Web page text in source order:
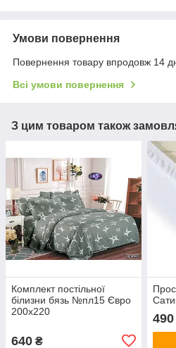
Умови повернення
Повернення товару впродовж 14
Всі умови повернення
З цим товаром також
Комплект постільної
білизни бязь №пл15 Євро
200х220
640 ₴
490